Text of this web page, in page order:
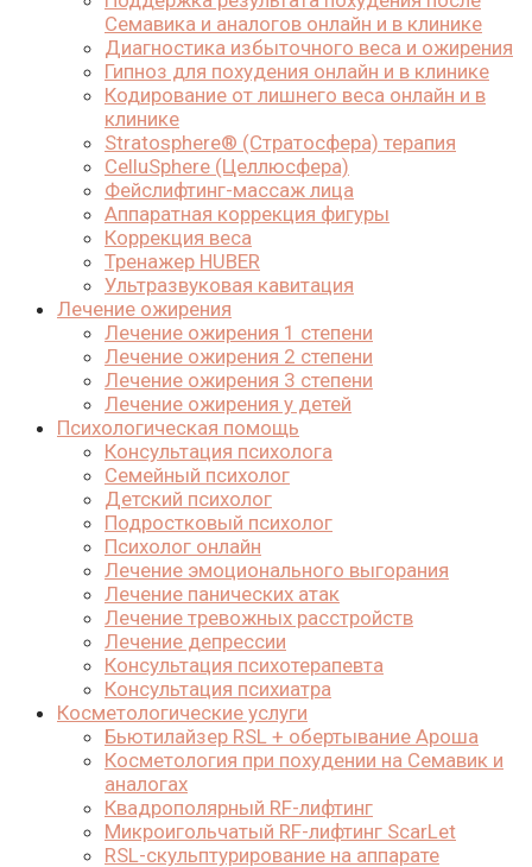
Семавика и аналогов онлайн и в клинике
Диагностика избыточного веса и ожирения
Гипноз для похудения онлайн и в клинике
Кодирование от лишнего веса онлайн и в
клинике
Stratosphere® (Стратосфера) терапия
CelluSphere (Целлюсфера)
Фейслифтинг-массаж лица
Аппаратная коррекция фигуры
Коррекция веса
Тренажер HUBER
Ультразвуковая кавитация
Лечение ожирения
Лечение ожирения 1 степени
Лечение ожирения 2 степени
Лечение ожирения 3 степени
Лечение ожирения у детей
Психологическая помощь
Консультация психолога
Семейный психолог
Детский психолог
Подростковый психолог
Психолог онлайн
Лечение эмоционального выгорания
Лечение панических атак
Лечение тревожных расстройств
Лечение депрессии
Консультация психотерапевта
Консультация психиатра
Косметологические услуги
Бьютилайзер RSL + обертывание Ароша
Косметология при похудении на Семавик и
аналогах
Квадрополярный RF-лифтинг
Микроигольчатый RF-лифтинг ScarLet
RSL-скульптурирование на аппарате